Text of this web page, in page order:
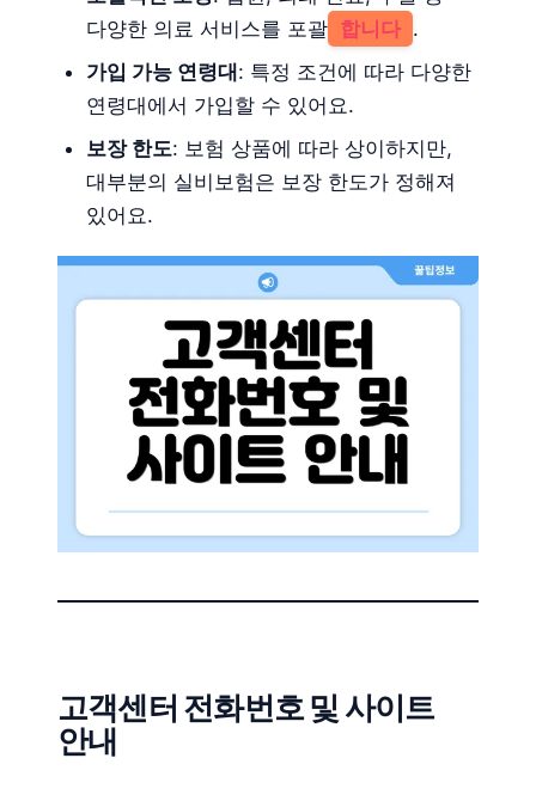
다양한 의료 서비스를 포괄 합니다 .
가입 가능 연령대: 특정 조건에 따라 다양한
연령대에서 가입할 수 있어요.
보장 한도: 보험 상품에 따라 상이하지만,
대부분의 실비보험은 보장 한도가 정해져
있어요.
고객센터 전화번호 및 사이트
안내